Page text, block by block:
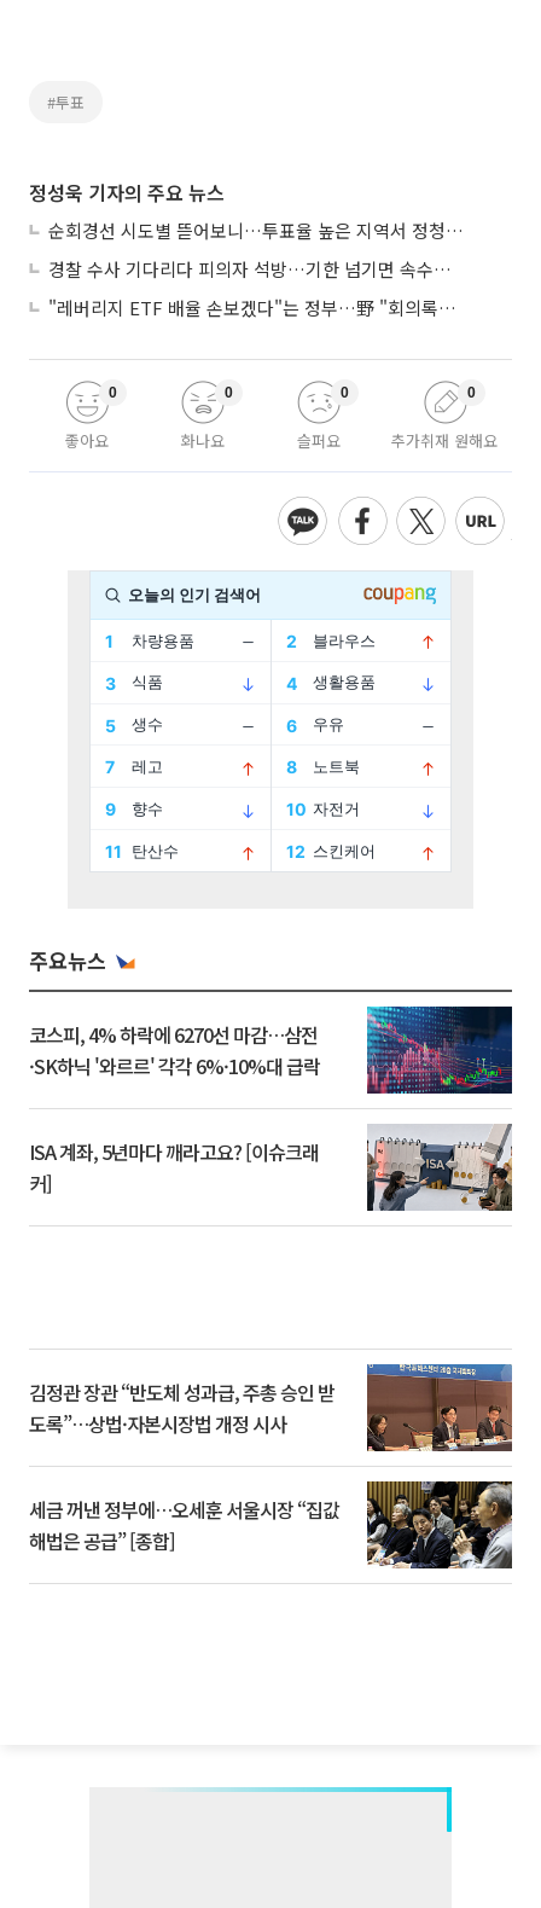
#투표
정성욱 기자의 주요 뉴스
순회경선 시도별 뜯어보니…투표율 높은 지역서 정청래 강세
경찰 수사 기다리다 피의자 석방…기한 넘기면 속수무책
"레버리지 ETF 배율 손보겠다"는 정부…野 "회의록부터 내놔야"
좋아요
0
화나요
0
슬퍼요
0
추가취재 원해요
0
주요뉴스
코스피, 4% 하락에 6270선 마감…삼전
·SK하닉 '와르르' 각각 6%·10%대 급락
ISA 계좌, 5년마다 깨라고요? [이슈크래
커]
김정관 장관 “반도체 성과급, 주총 승인 받
도록”…상법·자본시장법 개정 시사
세금 꺼낸 정부에…오세훈 서울시장 “집값
해법은 공급” [종합]